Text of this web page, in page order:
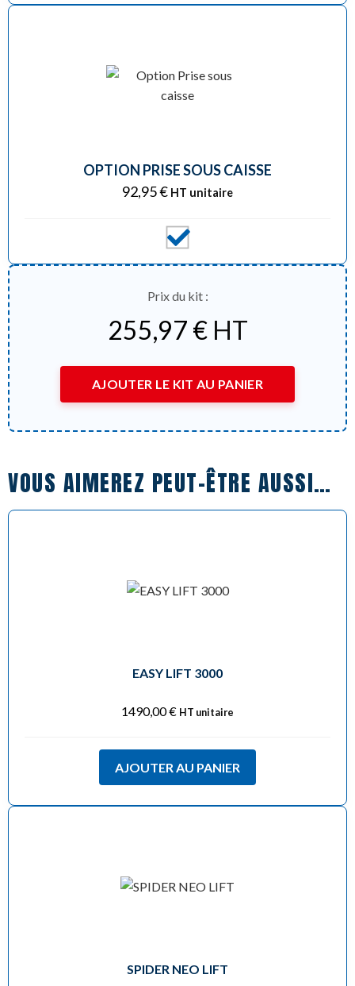
OPTION PRISE SOUS CAISSE
92,95€ HT unitaire
Prix du kit :
255,97 €HT
AJOUTER LE KIT AU PANIER
VOUS AIMEREZ PEUT-ÊTRE AUSSI…
EASY LIFT 3000
1490,00€ HT unitaire
AJOUTER AU PANIER
SPIDER NEO LIFT